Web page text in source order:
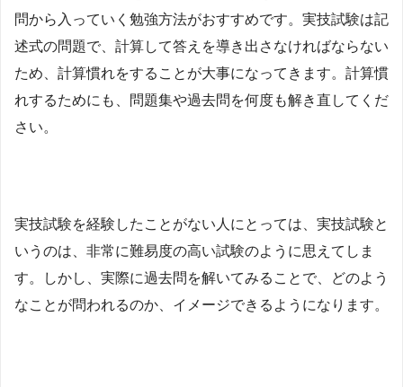
問から入っていく勉強方法がおすすめです。実技試験は記
述式の問題で、計算して答えを導き出さなければならない
ため、計算慣れをすることが大事になってきます。計算慣
れするためにも、問題集や過去問を何度も解き直してくだ
さい。
実技試験を経験したことがない人にとっては、実技試験と
いうのは、非常に難易度の高い試験のように思えてしま
す。しかし、実際に過去問を解いてみることで、どのよう
なことが問われるのか、イメージできるようになります。